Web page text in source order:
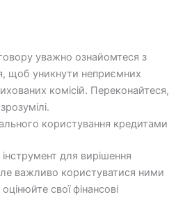
уважно ознайомтеся з
щоб уникнути неприємних
комісій. Переконайтеся,
користування кредитами
для вирішення
важливо користуватися ними
свої фінансові